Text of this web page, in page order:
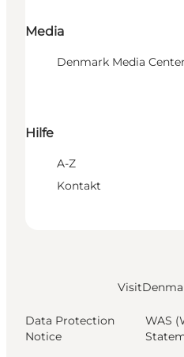
Media
Denmark Media Center
Hilfe
A-Z
Kontakt
Data Protection
Notice
WAS